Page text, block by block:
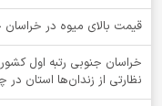
قیمت بالای میوه در خراسان
نظارتی از زندان‌ها استان در